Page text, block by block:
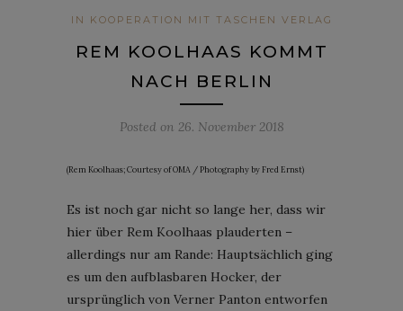
IN KOOPERATION MIT TASCHEN VERLAG
REM KOOLHAAS KOMMT
NACH BERLIN
Posted on 26. November 2018
(Rem Koolhaas; Courtesy of OMA / Photography by Fred Ernst)
Es ist noch gar nicht so lange her, dass wir
hier über Rem Koolhaas plauderten –
allerdings nur am Rande: Hauptsächlich ging
es um den aufblasbaren Hocker, der
ursprünglich von Verner Panton entworfen